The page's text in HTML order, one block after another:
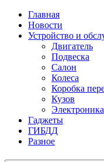
Главная
Новости
Устройство и
Двигатель
Подвеска
Салон
Колеса
Коробка
Кузов
Электроника
Гаджеты
ГИБДД
Разное